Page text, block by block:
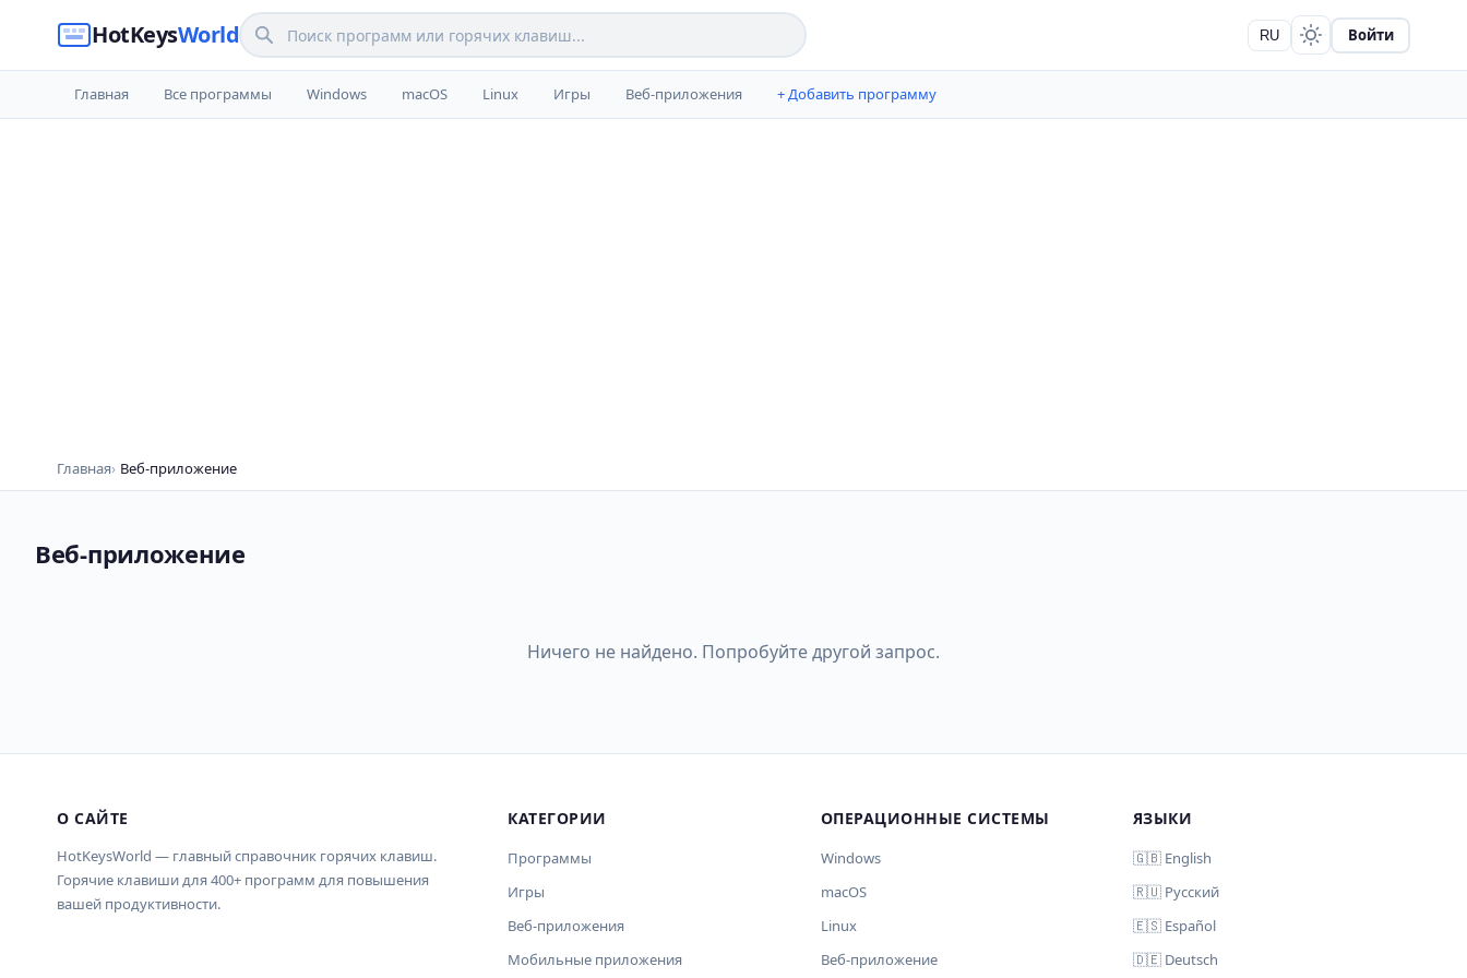
HotKeysWorld RU Войти
Главная Все программы Windows macOS Linux Игры Веб-приложения + Добавить программу
Главная Веб-приложение
Веб-приложение
Ничего не найдено. Попробуйте другой запрос.
О САЙТЕ
HotKeysWorld — главный справочник горячих клавиш.
Горячие клавиши для 400+ программ для повышения
вашей продуктивности.
КАТЕГОРИИ
Программы
Игры
Веб-приложения
Мобильные приложения
ОПЕРАЦИОННЫЕ СИСТЕМЫ
Windows
macOS
Linux
Веб-приложение
ЯЗЫКИ
🇬🇧 English
🇷🇺 Русский
🇪🇸 Español
🇩🇪 Deutsch